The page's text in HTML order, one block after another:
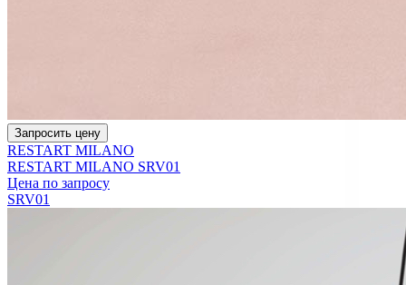
Запросить цену
RESTART MILANO
RESTART MILANO SRV01
Цена по запросу
SRV01